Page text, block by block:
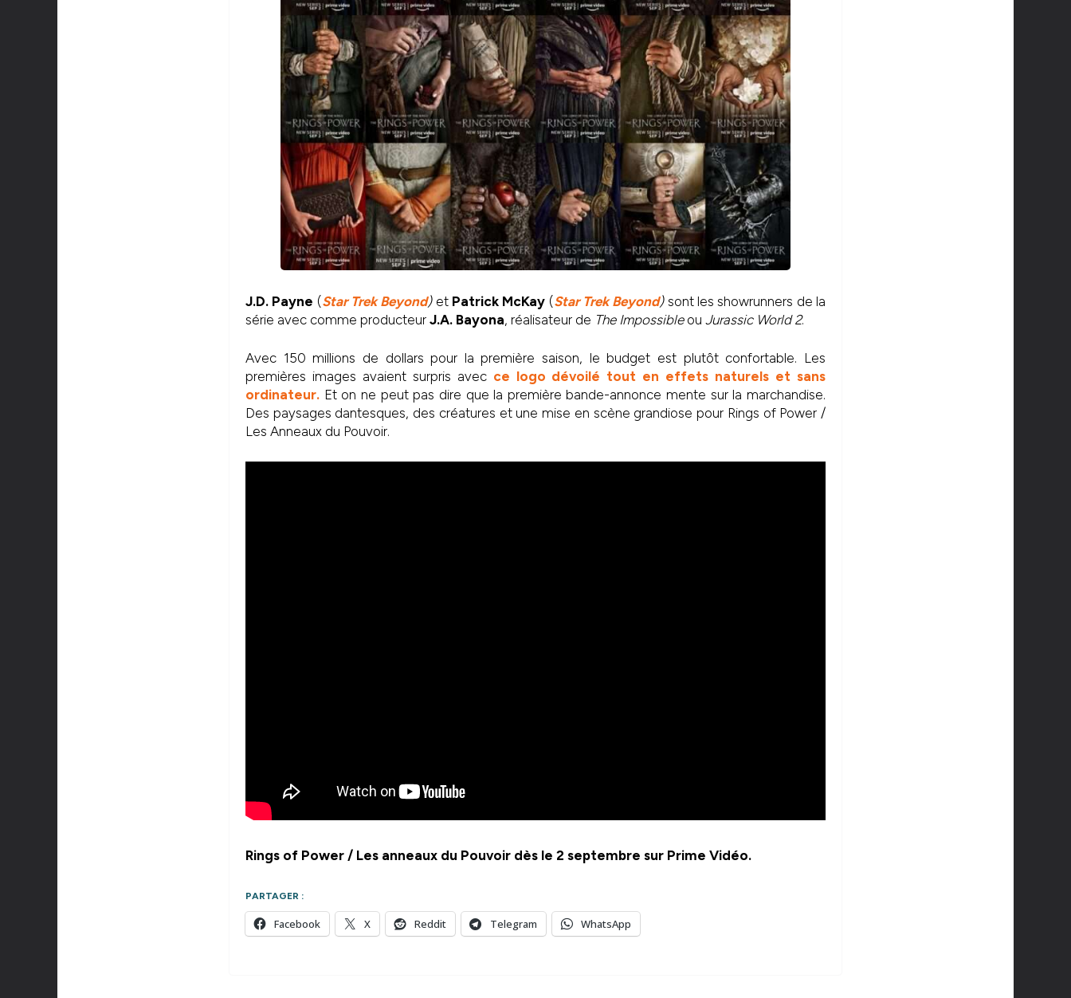
J.D. Payne (Star Trek Beyond) et Patrick McKay (Star Trek Beyond) sont les showrunners de la
série avec comme producteur J.A. Bayona, réalisateur de The Impossibleou Jurassic World 2.
Avec 150 millions de dollars pour la première saison, le budget est plutôt confortable. Les
premières images avaient surpris avecce logo dévoilé tout en effets naturels et sans
ordinateur. Et on ne peut pas dire que la première bande-annonce mente sur la marchandise.
Des paysages dantesques, des créatures et une mise en scène grandiose pour Rings of Power /
Les Anneaux du Pouvoir.
Rings of Power / Les anneaux du Pouvoir dès le 2 septembre sur Prime Vidéo.
PARTAGER :
Facebook X Reddit Telegram WhatsApp